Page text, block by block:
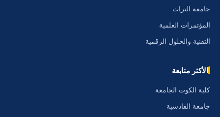
جامعة التراث
المؤتمرات العلمية
التقنية والحلول الرقمية
الأكثر متابعة
كلية الكوت الجامعة
جامعة القادسية